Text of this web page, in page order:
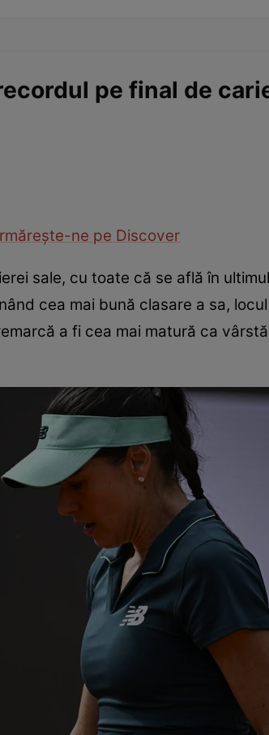
pe final de
ne pe Discover
sale, cu toate că se află în
cea mai bună clasare a sa,
a fi cea mai matură ca